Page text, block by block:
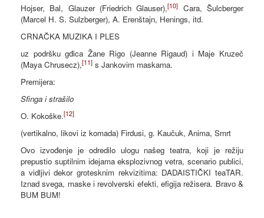
Hojser, Bal, Glauzer (Friedrich Glauser),[10] Cara, Šulcberger
(Marcel H. S. Sulzberger), A. Erenštajn, Henings, itd.
CRNAČKA MUZIKA I PLES
uz podršku gđica Žane Rigo (Jeanne Rigaud) i Maje Kruzeč
(Maya Chrusecz),[11] s Jankovim maskama.
Premijera:
Sfinga i strašilo
O. Kokoške.[12]
(vertikalno, likovi iz komada) Firdusi, g. Kaučuk, Anima, Smrt
Ovo izvođenje je odredilo ulogu našeg teatra, koji je režiju
prepustio suptilnim idejama eksplozivnog vetra, scenario publici,
a vidljivi dekor grotesknim rekvizitima: DADAISTIČKI teaTAR.
Iznad svega, maske i revolverski efekti, efigija režisera. Bravo &
BUM BUM!